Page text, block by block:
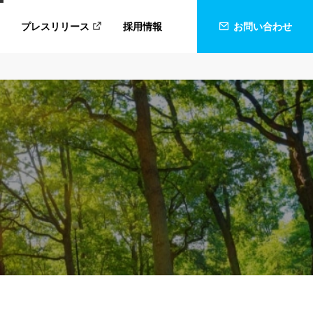
プレスリリース 採用情報 お問い合わせ